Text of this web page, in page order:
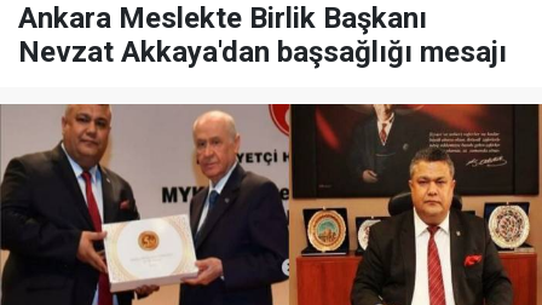
Ankara Meslekte Birlik Başkanı
Nevzat Akkaya'dan başsağlığı mesajı